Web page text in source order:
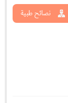
نصائح طبية